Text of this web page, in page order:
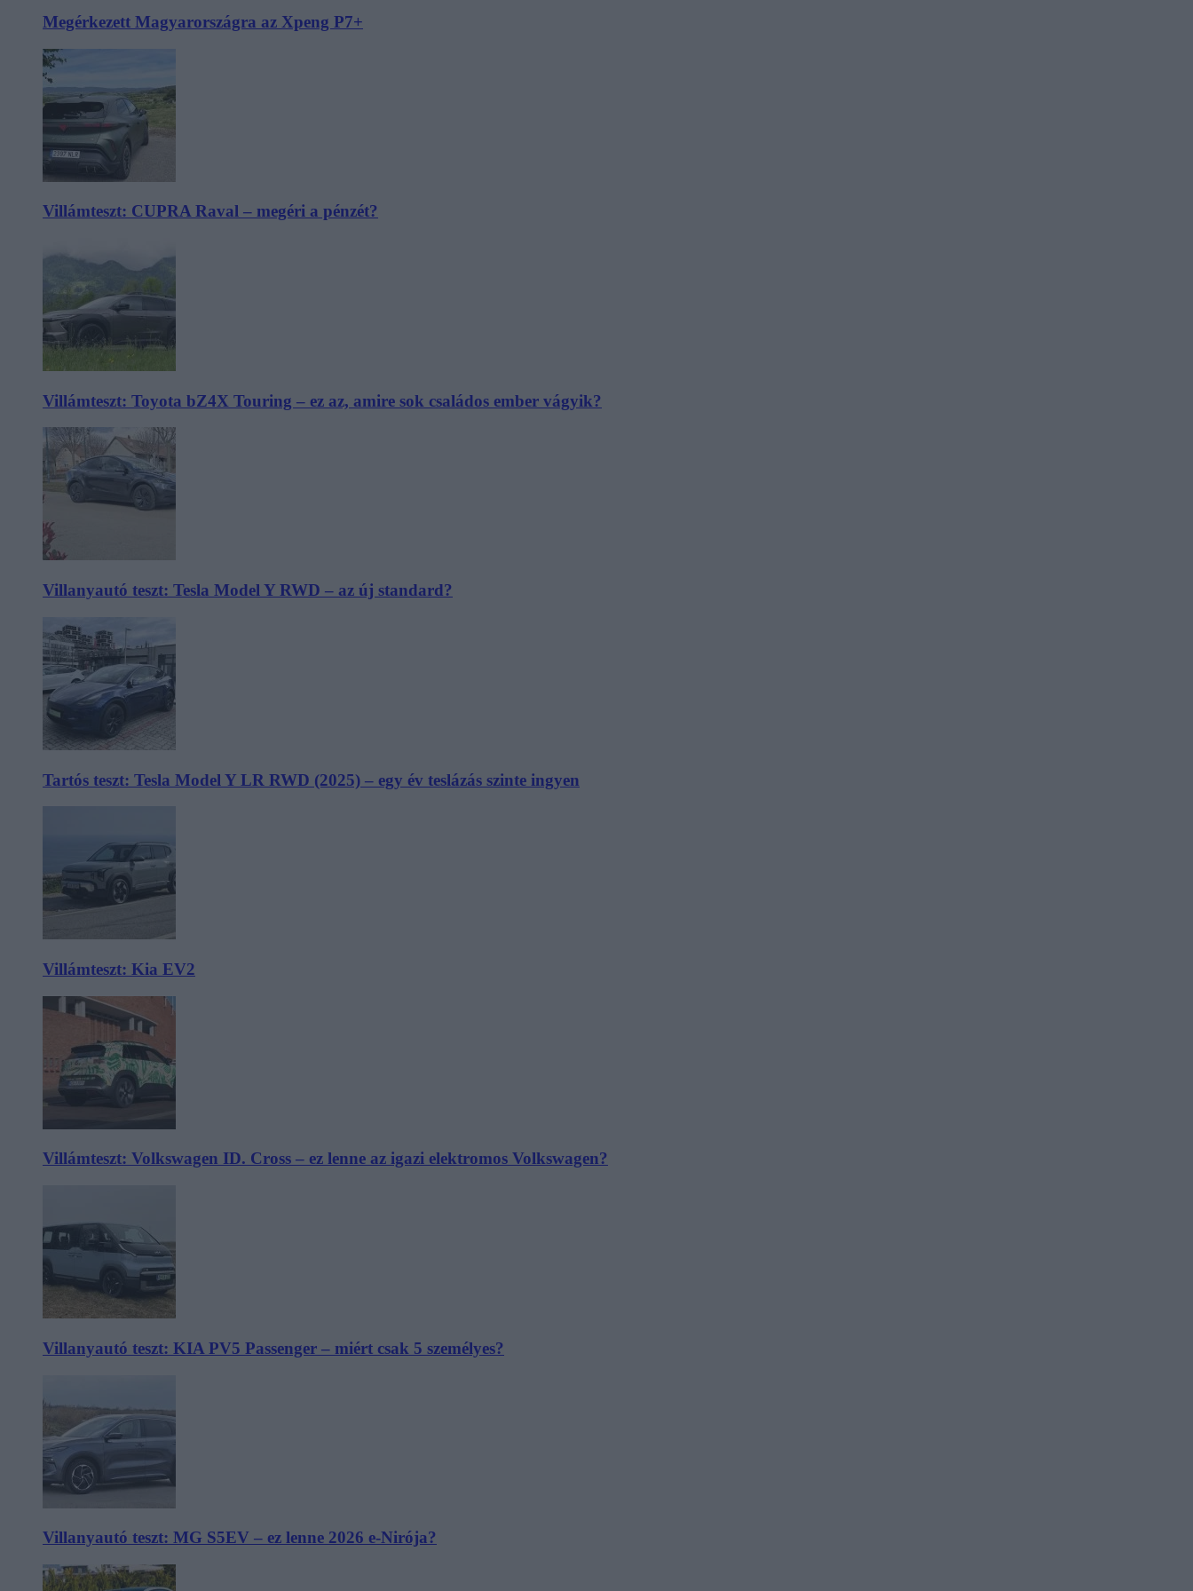
Megérkezett Magyarországra az Xpeng P7+
Villámteszt: CUPRA Raval – megéri a pénzét?
Villámteszt: Toyota bZ4X Touring – ez az, amire sok családos ember vágyik?
Villanyautó teszt: Tesla Model Y RWD – az új standard?
Tartós teszt: Tesla Model Y LR RWD (2025) – egy év teslázás szinte ingyen
Villámteszt: Kia EV2
Villámteszt: Volkswagen ID. Cross – ez lenne az igazi elektromos Volkswagen?
Villanyautó teszt: KIA PV5 Passenger – miért csak 5 személyes?
Villanyautó teszt: MG S5EV – ez lenne 2026 e-Nirója?